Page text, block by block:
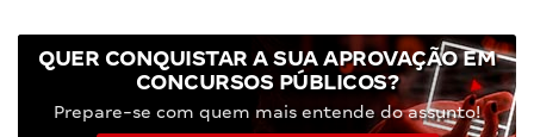
QUER CONQUISTAR A SUA APROVAÇÃO EM
CONCURSOS PÚBLICOS?
Prepare-se com quem mais entende do assunto!